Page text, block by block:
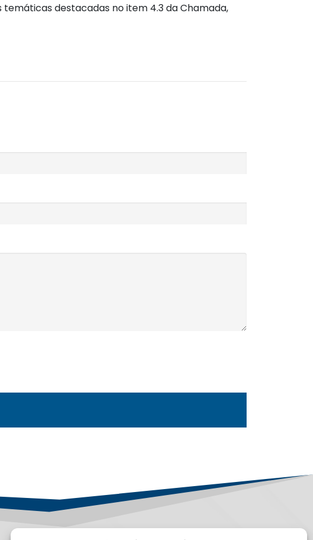
destacadas no item 4.3 da Chamada,